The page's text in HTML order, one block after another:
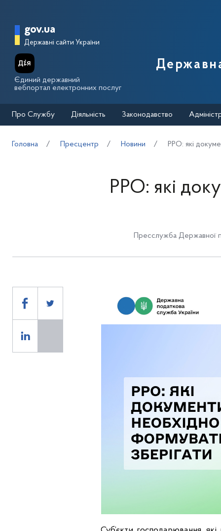
Головна сторінка Державної
gov.ua
Державні сайти України
Єдиний державний
вебпортал електронних послуг
Про Службу Діяльність Законодавство
Головна Пресцентр Новини РРО: які
РРО: які
Пресслужба Державної